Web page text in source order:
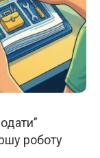
роботу